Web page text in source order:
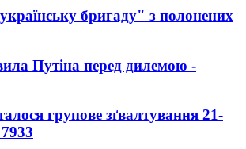
бригаду" з полонених
Путіна перед дилемою -
групове зґвалтування 21-
7933